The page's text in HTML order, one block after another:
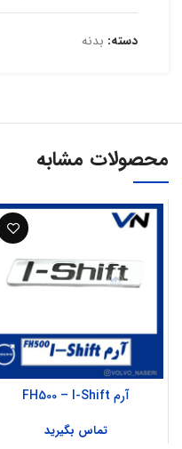
دسته: بدنه
محصولات مشابه
آرم FH500 – I-Shift
تماس بگیرید